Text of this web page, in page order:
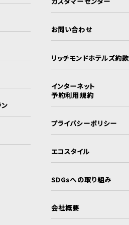
お問い合わせ
リッチモンドホテルズ約款
インターネット
予約利用規約
プライバシーポリシー
エコスタイル
SDGsへの取り組み
会社概要